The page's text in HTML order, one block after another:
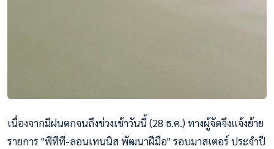
เนื่องจากมีฝนตกจนถึงช่วงเช้าวันนี้ (28 ธ.ค.) ทางผู้จัดจึงแจ้งย้าย
รายการ "พีทีที-ลอนเทนนิส พัฒนาฝีมือ" รอบมาสเตอร์ ประจำปี